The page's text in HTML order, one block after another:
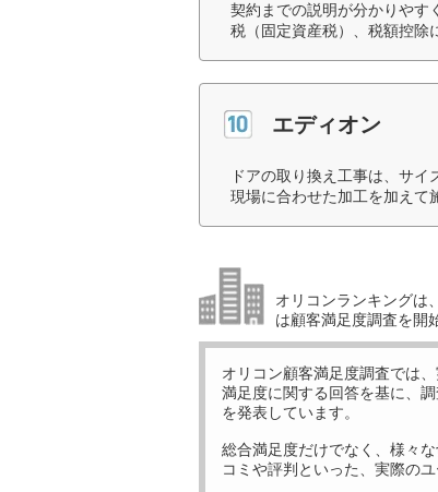
契約までの説明が分かりやす
税（固定資産税）、税額控除
エディオン
ドアの取り換え工事は、サイ
現場に合わせた加工を加えて
オリコンランキングは
は顧客満足度調査を開
オリコン顧客満足度調査では
満足度に関する回答を基に、
を発表しています。
総合満足度だけでなく、様々
コミや評判といった、実際の